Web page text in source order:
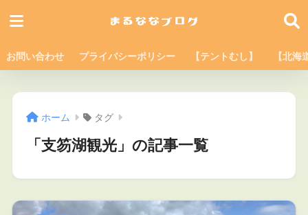
お問い合わせ プライバシーポリシー 【テントむし】 【北海
ホーム タグ
「支笏湖観光」の記事一覧